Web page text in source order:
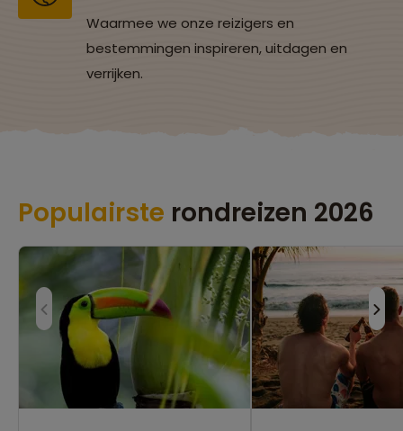
Waarmee we onze reizigers en
bestemmingen inspireren, uitdagen en
verrijken.
Populairste rondreizen 2026